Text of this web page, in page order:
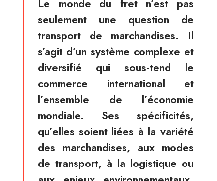
Le monde du fret n’est pas
seulement une question de
transport de marchandises. Il
s’agit d’un système complexe et
diversifié qui sous-tend le
commerce international et
l’ensemble de l’économie
mondiale. Ses spécificités,
qu’elles soient liées à la variété
des marchandises, aux modes
de transport, à la logistique ou